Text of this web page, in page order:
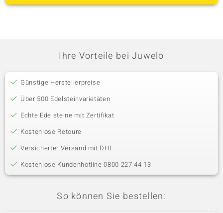
Ihre Vorteile bei Juwelo
Günstige Herstellerpreise
Über 500 Edelsteinvarietäten
Echte Edelsteine mit Zertifikat
Kostenlose Retoure
Versicherter Versand mit DHL
Kostenlose Kundenhotline 0800 227 44 13
So können Sie bestellen: